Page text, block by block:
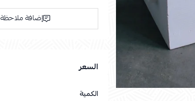
إضافة ملاحظة
السعر
الكمية